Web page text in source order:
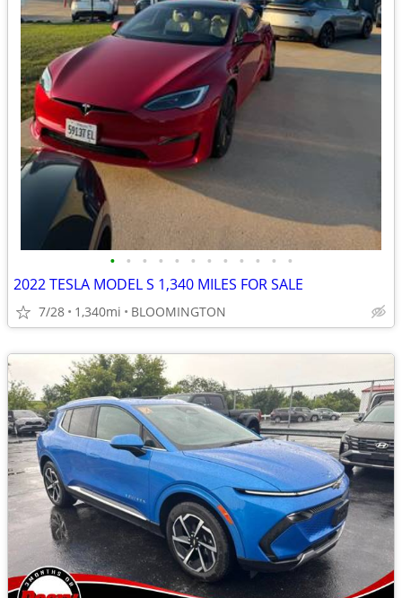
• • • • • • • • • • • •
2022 TESLA MODEL S 1,340 MILES FOR SALE
7/28 1,340mi BLOOMINGTON